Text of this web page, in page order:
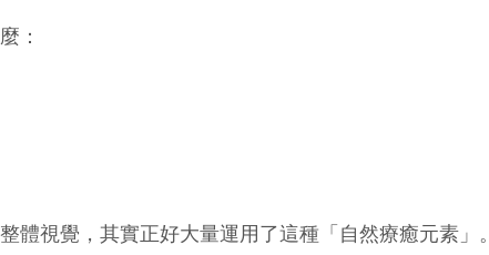
：
體視覺，其實正好大量運用了這種「自然療癒元素」。